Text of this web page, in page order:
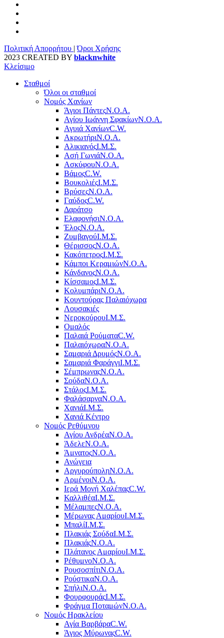
Πολιτική Απορρήτου |Όροι Χρήσης
2023 CREATED BY blacknwhite
Κλείσιμο
Σταθμοί
Όλοι οι σταθμοί
Νομός Χανίων
Άγιοι ΠάντεςΝ.Ο.Α.
Αγίου Ιωάννη ΣφακίωνΝ.Ο.Α.
Αγυιά ΧανίωνC.W.
ΑκρωτήριΝ.Ο.Α.
ΑλικιανόςΙ.Μ.Σ.
Ασή ΓωνιάΝ.Ο.Α.
ΑσκύφουΝ.Ο.Α.
ΒάμοςC.W.
ΒουκολιέςΙ.Μ.Σ.
ΒρύσεςΝ.Ο.Α.
ΓαύδοςC.W.
Δαράτσο
ΕλαφονήσιΝ.Ο.Α.
ΈλοςΝ.Ο.Α.
ΖυμβαγούΙ.Μ.Σ.
ΘέρισσοςΝ.Ο.Α.
ΚακόπετροςΙ.Μ.Σ.
Κάμποι ΚεραμιώνΝ.Ο.Α.
ΚάνδανοςΝ.Ο.Α.
ΚίσσαμοςΙ.Μ.Σ.
ΚολυμπάριΝ.Ο.Α.
Κουντούρας Παλαιόχωρα
Λουσακιές
ΝεροκούρουΙ.Μ.Σ.
Ομαλός
Παλαιά ΡούματαC.W.
ΠαλαιόχωραΝ.Ο.Α.
Σαμαριά ΔρυμόςΝ.Ο.Α.
Σαμαριά ΦαράγγιΙ.Μ.Σ.
ΣέμπρωναςΝ.Ο.Α.
ΣούδαΝ.Ο.Α.
ΣτάλοςΙ.Μ.Σ.
ΦαλάσαρναΝ.Ο.Α.
ΧανιάΙ.Μ.Σ.
Χανιά Κέντρο
Νομός Ρεθύμνου
Αγίου ΑνδρέαΝ.Ο.Α.
ΆδελεΝ.Ο.Α.
ΆμνατοςΝ.Ο.Α.
Ανώγεια
ΑργυρούποληΝ.Ο.Α.
ΑρμένοιΝ.Ο.Α.
Ιερά Μονή ΧαλέπαςC.W.
ΚαλλιθέαΙ.Μ.Σ.
ΜέλαμπεςΝ.Ο.Α.
Μέρωνας ΑμαρίουΙ.Μ.Σ.
ΜπαλίΙ.Μ.Σ.
Πλακιάς ΣούδαΙ.Μ.Σ.
ΠλακιάςΝ.Ο.Α.
Πλάτανος ΑμαρίουΙ.Μ.Σ.
ΡέθυμνοΝ.Ο.Α.
ΡουσοσπίτιΝ.Ο.Α.
ΡούστικαΝ.Ο.Α.
ΣπήλιΝ.Ο.Α.
ΦουρφουράςΙ.Μ.Σ.
Φράγμα ΠοταμώνΝ.Ο.Α.
Νομός Ηρακλείου
Αγία ΒαρβάραC.W.
Άγιος ΜύρωναςC.W.